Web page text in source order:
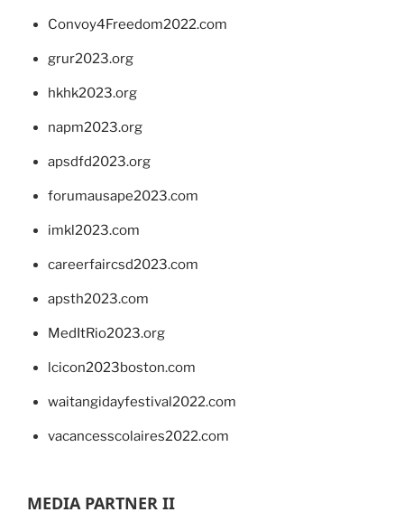
Convoy4Freedom2022.com
grur2023.org
hkhk2023.org
napm2023.org
apsdfd2023.org
forumausape2023.com
imkl2023.com
careerfaircsd2023.com
apsth2023.com
MedItRio2023.org
lcicon2023boston.com
waitangidayfestival2022.com
vacancesscolaires2022.com
MEDIA PARTNER II